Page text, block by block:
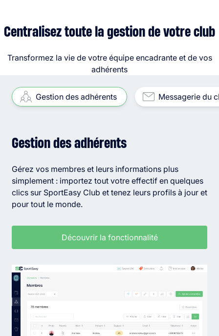
Centralisez toute la gestion de votre club
Transformez la vie de votre équipe encadrante et de vos
adhérents
Gestion des adhérents Messagerie du
Gestion des adhérents
Gérez vos membres et leurs informations plus
simplement : importez tout votre effectif en quelques
clics sur SportEasy Club et tenez leurs profils à jour et
pour tout le monde.
Découvrir la fonctionnalité
Découvrir la fonctionnalité
Découvrir la fonctionnalité
Découvrir la fonctionnalité
Découvrir la fonctionnalité
Découvrir la fonctionnalité
Découvrir la fonctionnalité